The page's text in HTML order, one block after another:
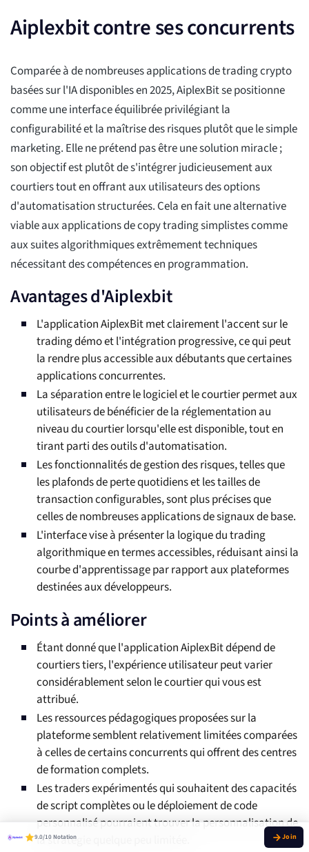
Aiplexbit contre ses concurrents
Comparée à de nombreuses applications de trading crypto
basées sur l'IA disponibles en 2025, AiplexBit se positionne
comme une interface équilibrée privilégiant la
configurabilité et la maîtrise des risques plutôt que le simple
marketing. Elle ne prétend pas être une solution miracle ;
son objectif est plutôt de s'intégrer judicieusement aux
courtiers tout en offrant aux utilisateurs des options
d'automatisation structurées. Cela en fait une alternative
viable aux applications de copy trading simplistes comme
aux suites algorithmiques extrêmement techniques
nécessitant des compétences en programmation.
Avantages d'Aiplexbit
L'application AiplexBit met clairement l'accent sur le
trading démo et l'intégration progressive, ce qui peut
la rendre plus accessible aux débutants que certaines
applications concurrentes.
La séparation entre le logiciel et le courtier permet aux
utilisateurs de bénéficier de la réglementation au
niveau du courtier lorsqu'elle est disponible, tout en
tirant parti des outils d'automatisation.
Les fonctionnalités de gestion des risques, telles que
les plafonds de perte quotidiens et les tailles de
transaction configurables, sont plus précises que
celles de nombreuses applications de signaux de base.
L'interface vise à présenter la logique du trading
algorithmique en termes accessibles, réduisant ainsi la
courbe d'apprentissage par rapport aux plateformes
destinées aux développeurs.
Points à améliorer
Étant donné que l'application AiplexBit dépend de
courtiers tiers, l'expérience utilisateur peut varier
considérablement selon le courtier qui vous est
attribué.
Les ressources pédagogiques proposées sur la
plateforme semblent relativement limitées comparées
à celles de certains concurrents qui offrent des centres
de formation complets.
Les traders expérimentés qui souhaitent des capacités
de script complètes ou le déploiement de code
personnalisé pourraient trouver la personnalisation de
la stratégie quelque peu limitée.
9.0/10 Notation